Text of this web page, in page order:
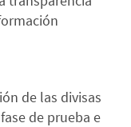
de las divisas
de prueba e